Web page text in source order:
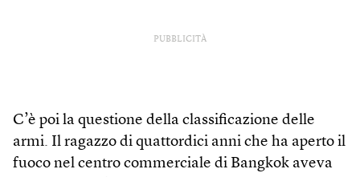
PUBBLICITÀ
C’è poi la questione della classificazione delle
armi. Il ragazzo di quattordici anni che ha aperto il
fuoco nel centro commerciale di Bangkok aveva